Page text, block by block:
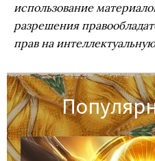
использование
разрешения
прав на